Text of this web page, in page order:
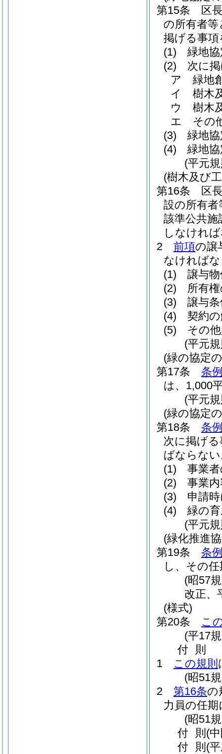
第15条
区
の所有者
掲げる事
(1)
緑地
(2)
次に
ア
緑地
イ
樹木
ウ
樹木
エ
その
(3)
緑地
(4)
緑地
(平元
(樹木及び
第16条
区
設の所有
該準公共施
しなけれ
2
前項の譲
なければ
(1)
譲与
(2)
所有
(3)
譲与
(4)
契約
(5)
その
(平元
(緑の協定
第17条
条
は、1,000
(平元
(緑の協定
第18条
条
次に掲げ
ばならな
(1)
事業
(2)
事業
(3)
申請
(4)
緑の
(平元
(緑化推進
第19条
条
し、その
(昭57
改正、
(様式)
第20条
こ
(平17
付 則
1
この規則
(昭51
2
第16条の
力員の任
(昭51
付 則 (
付 則 (